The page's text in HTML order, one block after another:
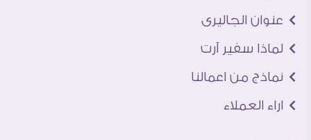
عنوان الجاليرى
لماذا سفير آرت
نماذج من اعمالنا
اراء العملاء